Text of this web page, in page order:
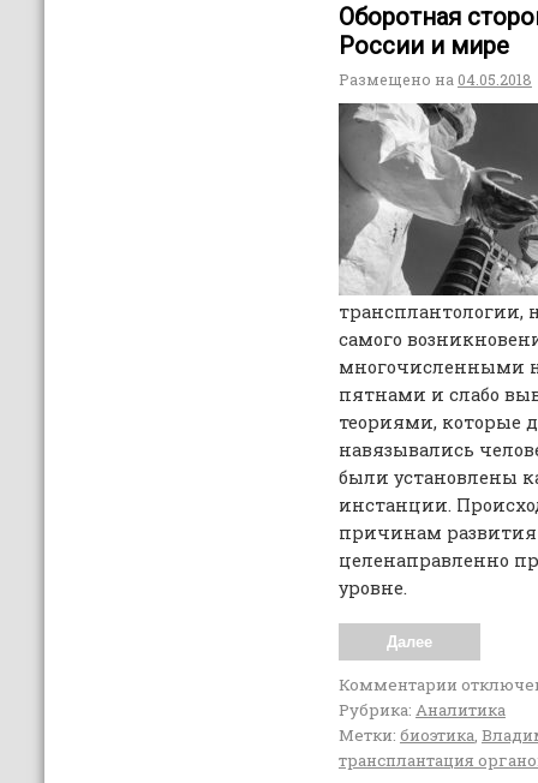
Оборотная
России и мире
Размещено на 04.05.2018
трансплантологии,
самого
многочисленными
пятнами и слабо
теориями, которые
навязывались
были установлены
инстанции.
причинам
целенаправленно
уровне.
Далее
Комментарии
Рубрика: Аналитика
Метки: биоэтика,
трансплантация